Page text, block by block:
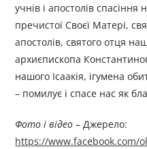
учнів і апостолів
пречистої Своєї Матері,
апостолів, святого отця
архиєпископа
нашого Ісаакія, ігумена
– помилує і спасе нас як
Фото і відео – Джерелo:
https://www.facebook.com/